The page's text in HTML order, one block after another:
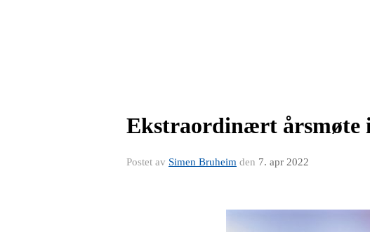
Ekstraordinært årsmøte
Postet av Simen Bruheim den 7. apr 2022